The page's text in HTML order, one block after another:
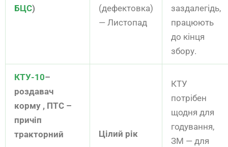
БЦС)
(дефектовка)
— Листопад
заздалегідь,
працюють
до кінця
збору.
КТУ-10–
роздавач
корму , ПТС –
причіп
тракторний
Цілий рік
КТУ
потрібен
щодня для
годування,
ЗМ — для